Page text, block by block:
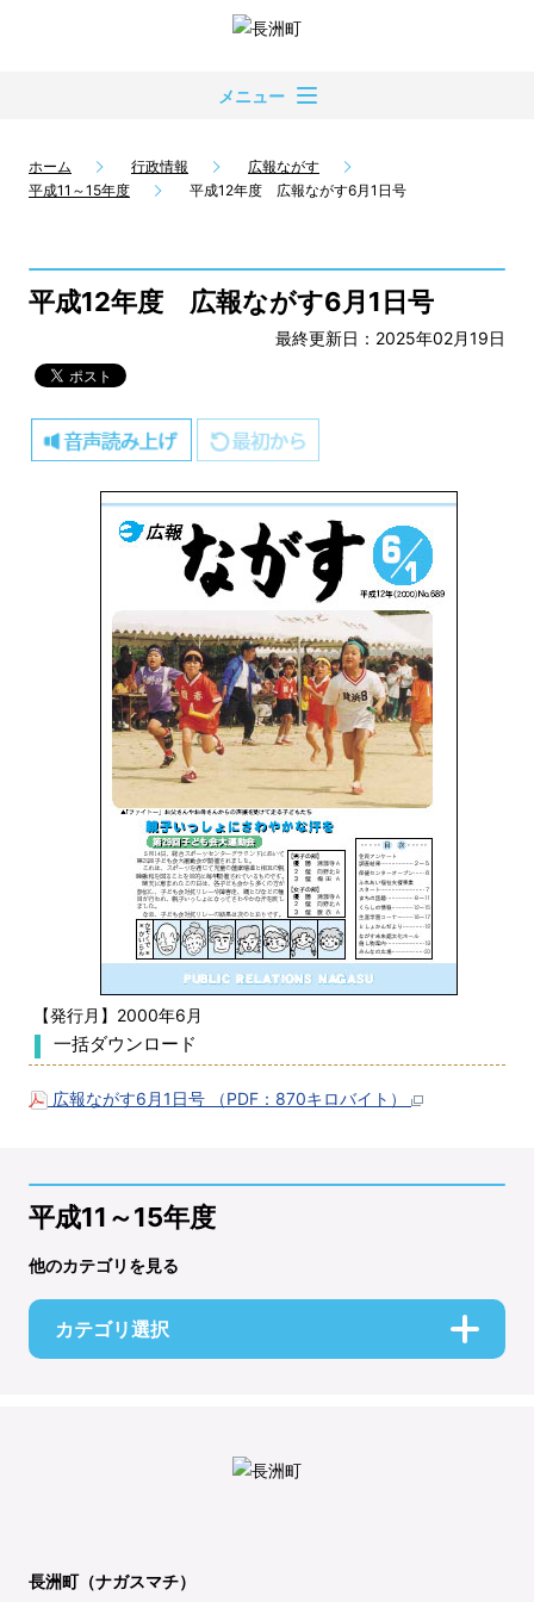
メニュー
ホーム 行政情報
広報ながす
平成11～15年度
平成12年度 広報ながす6月1日号
平成12年度 広報ながす6月1日号
最終更新日：2025年02月19日
【発行月】2000年6月
一括ダウンロード
広報ながす6月1日号 （PDF：870キロバイト）
平成11～15年度
他のカテゴリを見る
カテゴリ選択
長洲町（ナガスマチ）